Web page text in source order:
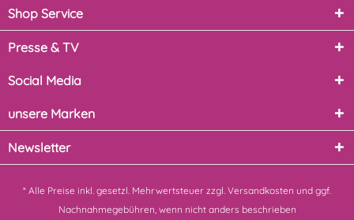
Shop Service
Presse & TV
Social Media
unsere Marken
Newsletter
* Alle Preise inkl. gesetzl. Mehrwertsteuer zzgl. Versandkosten und ggf.
Nachnahmegebühren, wenn nicht anders beschrieben